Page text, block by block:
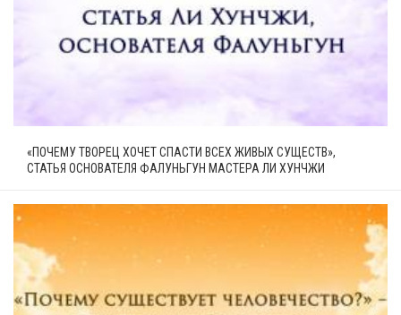
«ПОЧЕМУ ТВОРЕЦ ХОЧЕТ СПАСТИ ВСЕХ ЖИВЫХ СУЩЕСТВ»,
СТАТЬЯ ОСНОВАТЕЛЯ ФАЛУНЬГУН МАСТЕРА ЛИ ХУНЧЖИ